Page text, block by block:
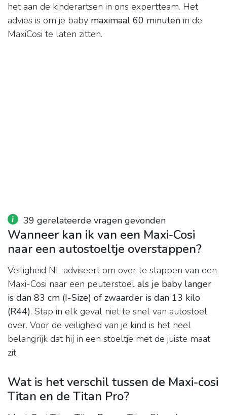
het aan de kinderartsen in ons expertteam. Het
advies is om je baby maximaal 60 minuten in de
MaxiCosi te laten zitten.
39 gerelateerde vragen gevonden
Wanneer kan ik van een Maxi-Cosi
naar een autostoeltje overstappen?
Veiligheid NL adviseert om over te stappen van een
Maxi-Cosi naar een peuterstoel als je baby langer
is dan 83 cm (I-Size) of zwaarder is dan 13 kilo
(R44). Stap in elk geval niet te snel van autostoel
over. Voor de veiligheid van je kind is het heel
belangrijk dat hij in een stoeltje met de juiste maat
zit.
Wat is het verschil tussen de Maxi-cosi
Titan en de Titan Pro?